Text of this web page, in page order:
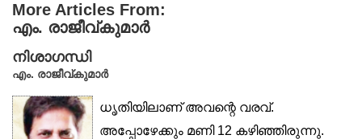
More Articles From:
എം. രാജീവ്‌കുമാർ
നിശാഗന്ധി
എം. രാജീവ്‌കുമാർ
ധൃതിയിലാണ് അവന്റെ വരവ്.
അപ്പോഴേക്കും മണി 12 കഴിഞ്ഞിരുന്നു.